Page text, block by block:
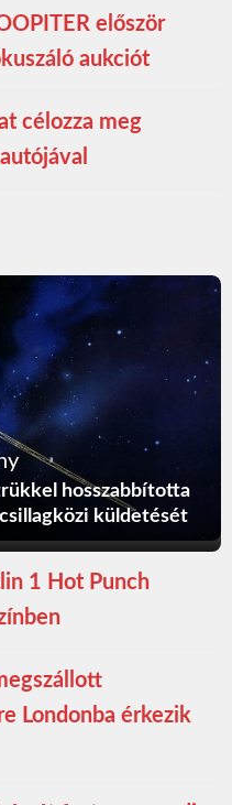
először
aukciót
célozza meg
hosszabbította
küldetését
1 Hot Punch
Londonba érkezik